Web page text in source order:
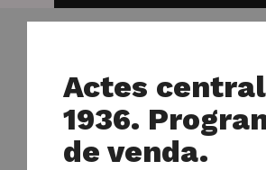
Actes
1936.
de venda.